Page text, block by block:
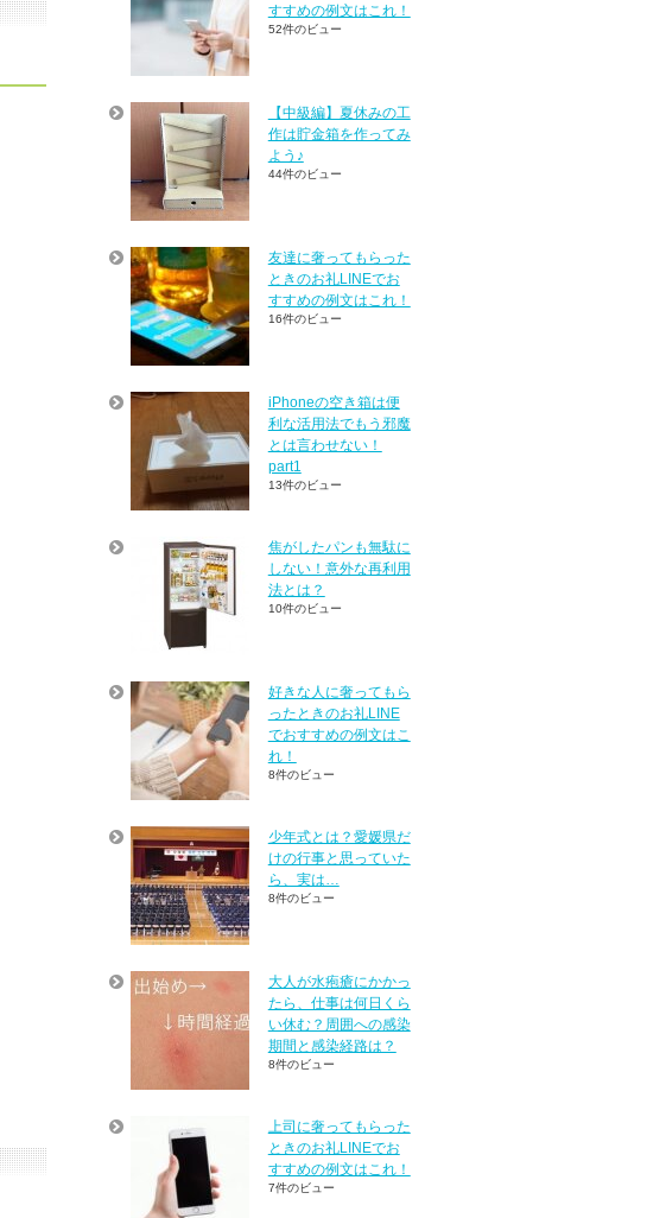
すすめの例文はこれ！
52件のビュー
【中級編】夏休みの工
作は貯金箱を作ってみ
よう♪
44件のビュー
友達に奢ってもらった
ときのお礼LINEでお
すすめの例文はこれ！
16件のビュー
iPhoneの空き箱は便
利な活用法でもう邪魔
とは言わせない！
part1
13件のビュー
焦がしたパンも無駄に
しない！意外な再利用
法とは？
10件のビュー
好きな人に奢ってもら
ったときのお礼LINE
でおすすめの例文はこ
れ！
8件のビュー
少年式とは？愛媛県だ
けの行事と思っていた
ら、実は…
8件のビュー
大人が水疱瘡にかかっ
たら、仕事は何日くら
い休む？周囲への感染
期間と感染経路は？
8件のビュー
上司に奢ってもらった
ときのお礼LINEでお
すすめの例文はこれ！
7件のビュー